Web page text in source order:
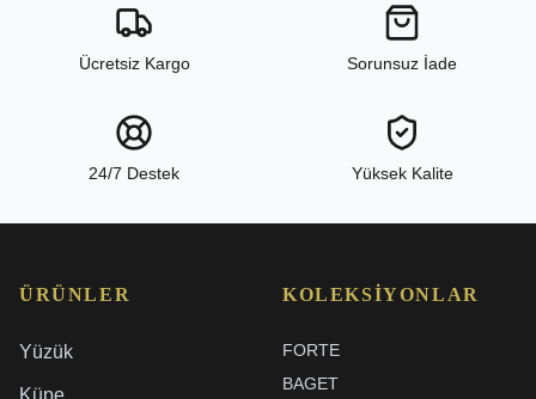
Ücretsiz Kargo Sorunsuz İade
24/7 Destek Yüksek Kalite
ÜRÜNLER
Yüzük
KOLEKSIYONLAR
FORTE
BAGET